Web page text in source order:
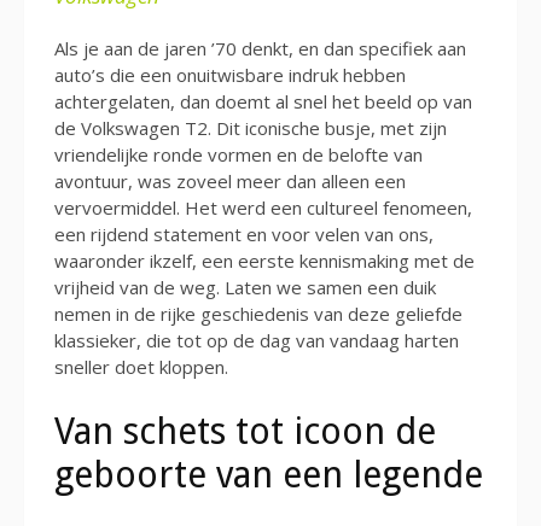
Als je aan de jaren ’70 denkt, en dan specifiek aan
auto’s die een onuitwisbare indruk hebben
achtergelaten, dan doemt al snel het beeld op van
de Volkswagen T2. Dit iconische busje, met zijn
vriendelijke ronde vormen en de belofte van
avontuur, was zoveel meer dan alleen een
vervoermiddel. Het werd een cultureel fenomeen,
een rijdend statement en voor velen van ons,
waaronder ikzelf, een eerste kennismaking met de
vrijheid van de weg. Laten we samen een duik
nemen in de rijke geschiedenis van deze geliefde
klassieker, die tot op de dag van vandaag harten
sneller doet kloppen.
Van schets tot icoon de
geboorte van een legende